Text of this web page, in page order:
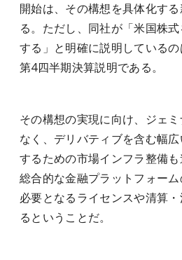
開始は、その構想を具体化す
る。ただし、同社が「米国株
する」と明確に説明している
第4四半期決算説明である。
その構想の実現に向け、ジェ
なく、デリバティブを含む幅
するための市場インフラ整備も
総合的な金融プラットフォー
必要となるライセンスや清算
るということだ。